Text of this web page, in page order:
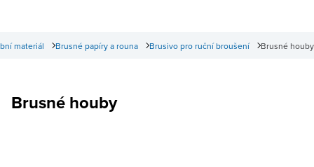
Brusné houby
Brusivo pro ruční broušení
Brusné papíry a rouna
materiál
Brusné houby